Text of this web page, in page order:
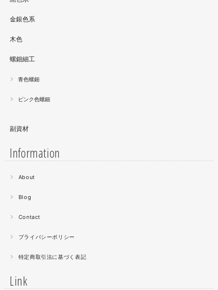
螺鈿細工の工程。青みの強い鮑貝を使ってステンドグラス
曲面に螺鈿するためには貝も小さなカケラを使う必要が...
昔作った２０００ピースのジグソーパズルを思い出す。ひ
薔薇のブローチ木地制作中。
薄く作らねば。。。パキッとやってしまったときの悲しさ
金銀色系
木色
螺鈿細工
青色螺鈿
ピンク色螺鈿
副資材
Information
About
Blog
Contact
プライバシーポリシー
特定商取引法に基づく表記
Link